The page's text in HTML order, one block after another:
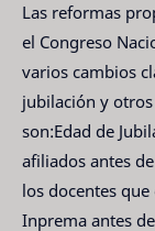
Las reformas
el Congreso
varios cambios
jubilación y
son:Edad de
afiliados antes
los docentes
Inprema antes